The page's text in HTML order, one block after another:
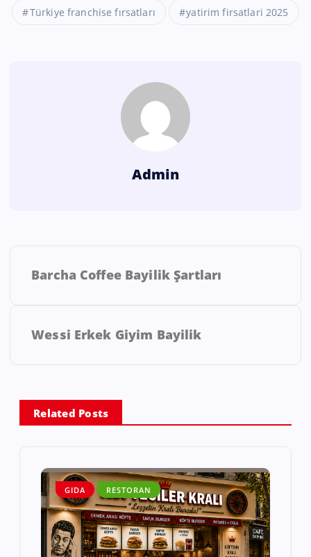
Türkiye franchise fırsatları yatirim firsatlari 2025
Admin
Barcha Coffee Bayilik Şartları
Wessi Erkek Giyim Bayilik
Related Posts
GIDA RESTORAN